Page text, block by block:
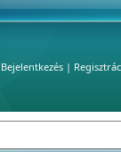
Bejelentkezés|